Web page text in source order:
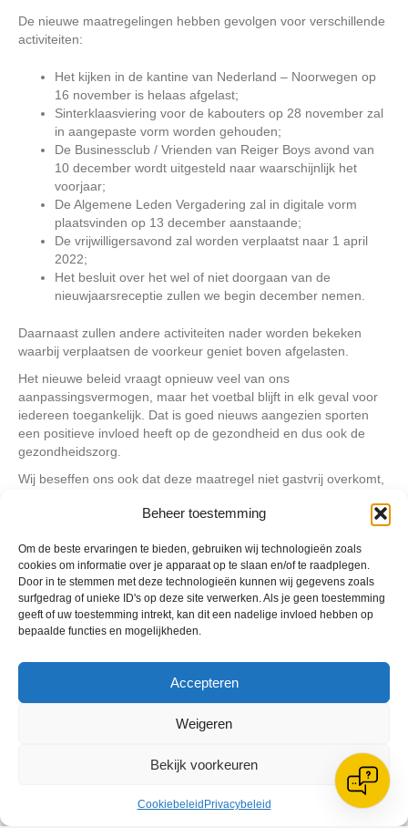
Beheer toestemming
Om de beste ervaringen te bieden, gebruiken wij technologieën zoals
cookies om informatie over je apparaat op te slaan en/of te raadplegen.
Door in te stemmen met deze technologieën kunnen wij gegevens zoals
surfgedrag of unieke ID's op deze site verwerken. Als je geen toestemming
geeft of uw toestemming intrekt, kan dit een nadelige invloed hebben op
bepaalde functies en mogelijkheden.
Accepteren
Weigeren
Bekijk voorkeuren
Cookiebeleid Privacybeleid
De nieuwe maatregelingen hebben gevolgen voor verschillende
activiteiten:
Het kijken in de kantine van Nederland – Noorwegen op
16 november is helaas afgelast;
Sinterklaasviering voor de kabouters op 28 november zal
in aangepaste vorm worden gehouden;
De Businessclub / Vrienden van Reiger Boys avond van
10 december wordt uitgesteld naar waarschijnlijk het
voorjaar;
De Algemene Leden Vergadering zal in digitale vorm
plaatsvinden op 13 december aanstaande;
De vrijwilligersavond zal worden verplaatst naar 1 april
2022;
Het besluit over het wel of niet doorgaan van de
nieuwjaarsreceptie zullen we begin december nemen.
Daarnaast zullen andere activiteiten nader worden bekeken
waarbij verplaatsen de voorkeur geniet boven afgelasten.
Het nieuwe beleid vraagt opnieuw veel van ons
aanpassingsvermogen, maar het voetbal blijft in elk geval voor
iedereen toegankelijk. Dat is goed nieuws aangezien sporten
een positieve invloed heeft op de gezondheid en dus ook de
gezondheidszorg.
Wij beseffen ons ook dat deze maatregel niet gastvrij overkomt,
over nut, noodzaak of principes met de controleur of met onze
iedereen zijn mening of opvatting. Toch zijn dit de regels waar
we ons aan moeten houden zodat wij geen risico lopen op een
boete of zelfs sluiting van onze vereniging.
We rekenen op je medewerking om sportief en veilig te kunnen
blijven voetballen.
Met sportieve groet,
v.v. Reiger Boys